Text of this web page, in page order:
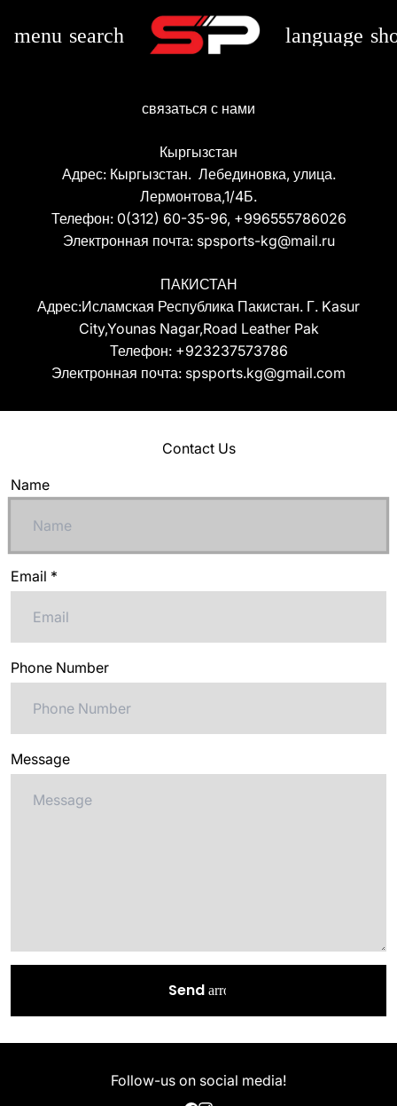
menu search language
связаться с нами
Кыргызстан
Адрес: Кыргызстан. Лебединовка, улица.
Лермонтова,1/4Б.
Телефон: 0(312) 60-35-96, +996555786026
Электронная почта: spsports-kg@mail.ru
ПАКИСТАН
Адрес:Исламская Республика Пакистан. Г. Kasur
City,Younas Nagar,Road Leather Pak
Телефон: +923237573786
Электронная почта: spsports.kg@gmail.com
Contact Us
Name
Email *
Phone Number
Message
Send arrow_forward
Follow-us on social media!